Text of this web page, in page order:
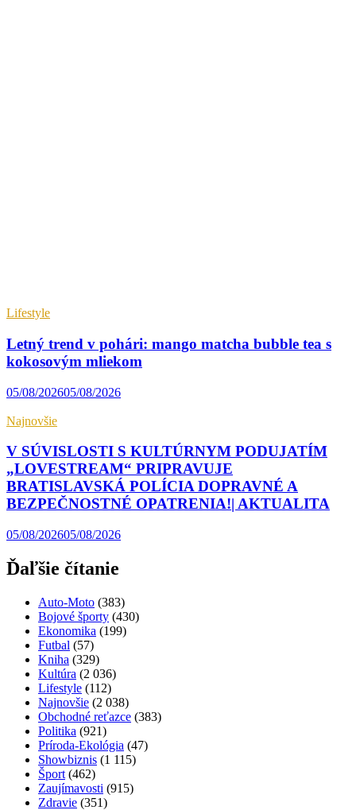
Lifestyle
Letný trend v pohári: mango matcha bubble tea s
kokosovým mliekom
05/08/202605/08/2026
Najnovšie
V SÚVISLOSTI S KULTÚRNYM PODUJATÍM
„LOVESTREAM“ PRIPRAVUJE
BRATISLAVSKÁ POLÍCIA DOPRAVNÉ A
BEZPEČNOSTNÉ OPATRENIA!| AKTUALITA
05/08/202605/08/2026
Ďaľšie čítanie
Auto-Moto (383)
Bojové športy (430)
Ekonomika (199)
Futbal (57)
Kniha (329)
Kultúra (2 036)
Lifestyle (112)
Najnovšie (2 038)
Obchodné reťazce (383)
Politika (921)
Príroda-Ekológia (47)
Showbiznis (1 115)
Šport (462)
Zaujímavosti (915)
Zdravie (351)